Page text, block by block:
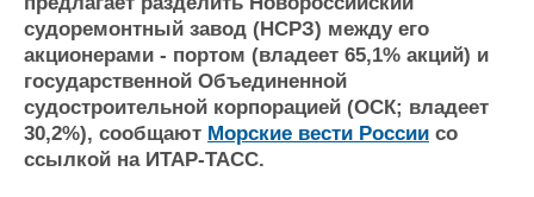
Пульс
Новости
Компании
Репутация
Работа
Крюинг
Доска объявлений
Продажа флота
Оборудование
Изделия
Материалы
Услуги
судоремонтный завод (НСРЗ) между его
акционерами - портом (владеет 65,1% акций) и
государственной Объединенной
судостроительной корпорацией (ОСК; владеет
30,2%), сообщают Морские вести России со
ссылкой на ИТАР-ТАСС.